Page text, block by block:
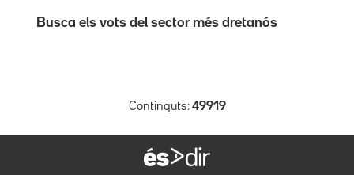
Busca els vots del sector més dretanós
Continguts: 49919